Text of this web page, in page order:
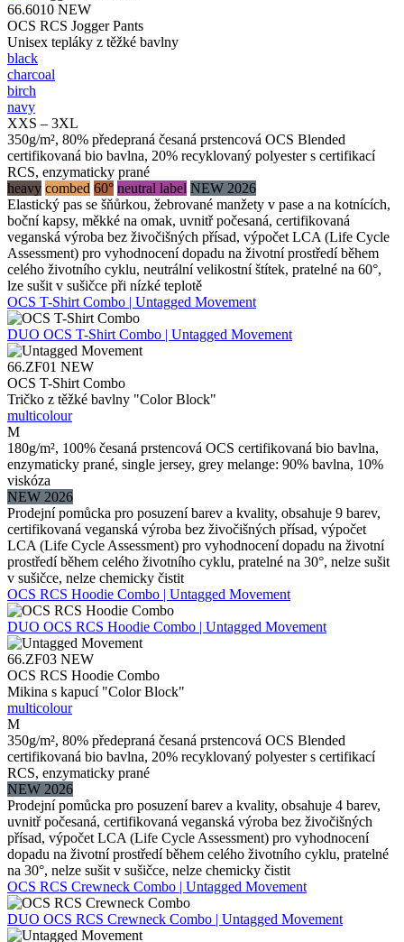
66.6010 NEW
OCS RCS Jogger Pants
Unisex tepláky z těžké bavlny
black
charcoal
birch
navy
XXS – 3XL
350g/m², 80% předepraná česaná prstencová OCS Blended
certifikovaná bio bavlna, 20% recyklovaný polyester s certifikací
RCS, enzymaticky prané
heavy combed 60° neutral label NEW 2026
Elastický pas se šňůrkou, žebrované manžety v pase a na kotnících,
boční kapsy, měkké na omak, uvnitř počesaná, certifikovaná
veganská výroba bez živočišných přísad, výpočet LCA (Life Cycle
Assessment) pro vyhodnocení dopadu na životní prostředí během
celého životního cyklu, neutrální velikostní štítek, pratelné na 60°,
lze sušit v sušičce při nízké teplotě
OCS T-Shirt Combo | Untagged Movement
DUO OCS T-Shirt Combo | Untagged Movement
66.ZF01 NEW
OCS T-Shirt Combo
Tričko z těžké bavlny "Color Block"
multicolour
M
180g/m², 100% česaná prstencová OCS certifikovaná bio bavlna,
enzymaticky prané, single jersey, grey melange: 90% bavlna, 10%
viskóza
NEW 2026
Prodejní pomůcka pro posuzení barev a kvality, obsahuje 9 barev,
certifikovaná veganská výroba bez živočišných přísad, výpočet
LCA (Life Cycle Assessment) pro vyhodnocení dopadu na životní
prostředí během celého životního cyklu, pratelné na 30°, nelze sušit
v sušičce, nelze chemicky čistit
OCS RCS Hoodie Combo | Untagged Movement
DUO OCS RCS Hoodie Combo | Untagged Movement
66.ZF03 NEW
OCS RCS Hoodie Combo
Mikina s kapucí "Color Block"
multicolour
M
350g/m², 80% předepraná česaná prstencová OCS Blended
certifikovaná bio bavlna, 20% recyklovaný polyester s certifikací
RCS, enzymaticky prané
NEW 2026
Prodejní pomůcka pro posuzení barev a kvality, obsahuje 4 barev,
uvnitř počesaná, certifikovaná veganská výroba bez živočišných
přísad, výpočet LCA (Life Cycle Assessment) pro vyhodnocení
dopadu na životní prostředí během celého životního cyklu, pratelné
na 30°, nelze sušit v sušičce, nelze chemicky čistit
OCS RCS Crewneck Combo | Untagged Movement
DUO OCS RCS Crewneck Combo | Untagged Movement